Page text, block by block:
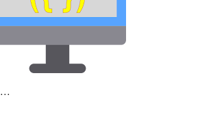
1. تتكون الدالة من ...